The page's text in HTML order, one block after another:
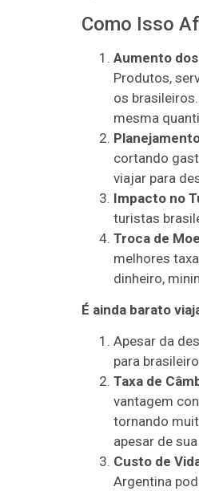
Como Isso
Aumento
Produtos,
os
mesma
cortando
viajar para
Impacto no
turistas
Troca de
melhores
dinheiro,
É ainda barato
Apesar da
para
Taxa de
vantagem
tornando
apesar de
Custo de
Argentina